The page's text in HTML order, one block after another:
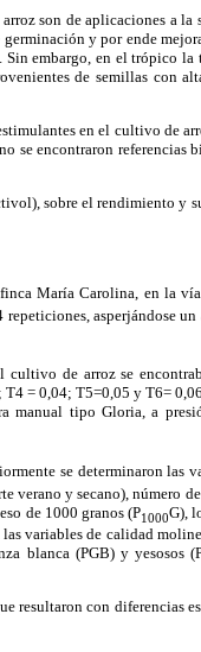
son de aplicaciones a la
y por ende
embargo, en el trópico la
de semillas con
en el cultivo de
se encontraron referencias
sobre el rendimiento y
María Carolina, en la vía
asperjándose un
de arroz se
= 0,04; T5=0,05 y T6=
manual tipo Gloria, a
se determinaron las
verano y secano), número
de 1000 granos (P1000G),
variables de calidad
blanca (PGB) y yesosos
resultaron con diferencias